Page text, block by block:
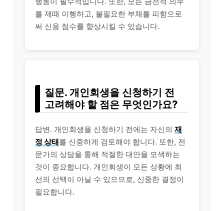
를 제때 이행하고, 불필요한 부채를 피함으로
써 신용 점수를 향상시킬 수 있습니다.
질문. 개인회생을 신청하기 전
고려해야 할 점은 무엇인가요?
답변. 개인회생을 신청하기 전에는 자신의 재
정 상태를 신중하게 검토해야 합니다. 또한, 전
문가의 상담을 통해 적절한 대안을 모색하는
것이 중요합니다. 개인회생이 모든 상황에 최
선의 선택이 아닐 수 있으므로, 신중한 결정이
필요합니다.